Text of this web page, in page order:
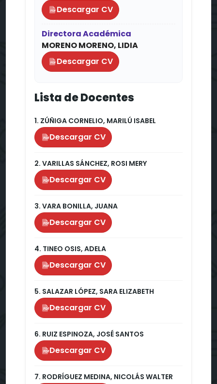
PDF Descargar CV
Directora Académica
MORENO MORENO, LIDIA
PDF Descargar CV
Lista de Docentes
1. ZÚÑIGA CORNELIO, MARILÚ ISABEL
PDFDescargar CV
2. VARILLAS SÁNCHEZ, ROSI MERY
PDFDescargar CV
3. VARA BONILLA, JUANA
PDFDescargar CV
4. TINEO OSIS, ADELA
PDFDescargar CV
5. SALAZAR LÓPEZ, SARA ELIZABETH
PDFDescargar CV
6. RUIZ ESPINOZA, JOSÉ SANTOS
PDFDescargar CV
7. RODRÍGUEZ MEDINA, NICOLÁS WALTER